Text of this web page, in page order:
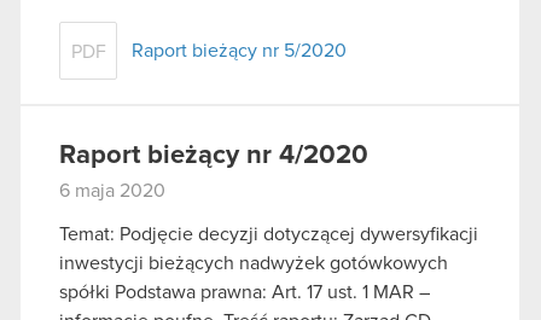
PDF Raport bieżący nr 5/2020
Raport bieżący nr 4/2020
6 maja 2020
Temat: Podjęcie decyzji dotyczącej dywersyfikacji
inwestycji bieżących nadwyżek gotówkowych
spółki Podstawa prawna: Art. 17 ust. 1 MAR –